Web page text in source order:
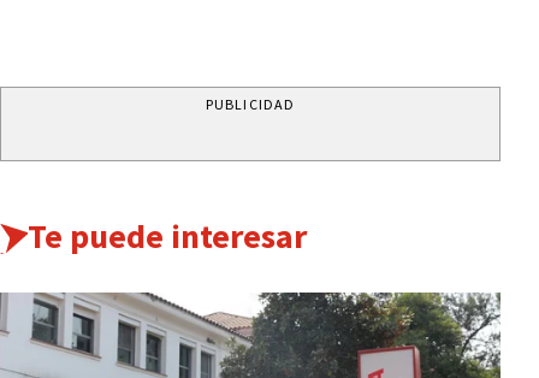
PUBLICIDAD
Te puede interesar